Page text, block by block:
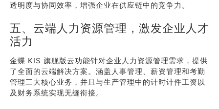
透明度与协同效率，增强企业在供应链中的竞争力。
五、云端人力资源管理，激发企业人才
活力
金蝶 KIS 旗舰版云功能针对企业人力资源管理需求，提供
了全面的云端解决方案。涵盖人事管理、薪资管理和考勤
管理三大核心业务，并且与生产管理中的计时计件工资以
及财务系统实现无缝衔接。